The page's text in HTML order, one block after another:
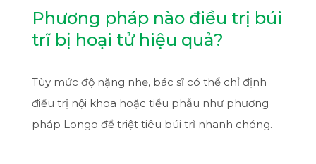
Phương pháp nào điều trị búi
trĩ bị hoại tử hiệu quả?
Tùy mức độ nặng nhẹ, bác sĩ có thể chỉ định
điều trị nội khoa hoặc tiểu phẫu như phương
pháp Longo để triệt tiêu búi trĩ nhanh chóng.